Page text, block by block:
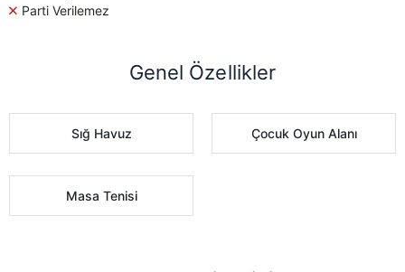
Parti Verilemez
Genel Özellikler
Sığ Havuz Çocuk Oyun Alanı
Masa Tenisi